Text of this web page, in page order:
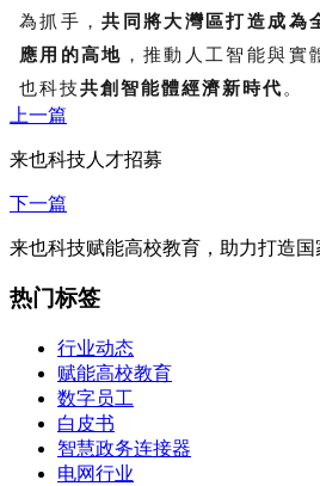
為抓手，共同將大灣區打造成為
應用的高地 ，推動人工智能與實
也科技共創智能體經濟新時代 。
上一篇
来也科技人才招募
下一篇
来也科技赋能高校教育，助力打造
热门标签
行业动态
赋能高校教育
数字员工
白皮书
智慧政务连接器
电网行业